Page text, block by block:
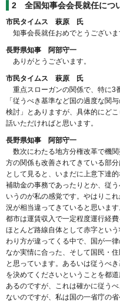
2 全国知事会会長就任につ
市民タイムス 萩原 氏
知事会長就任おめでとうございま
長野県知事 阿部守一
ありがとうございます。
市民タイムス 萩原 氏
重点スローガンの関係で、特に3
「従うべき基準など国の過度な関
検討」とありますが、具体的にど
話いただければと思います。
長野県知事 阿部守一
数次にわたる地方分権改革で機
方の関係も改善されてきている部
として見ると、いまだに上意下達
補助金の事務であったりとか、従
いうのが私の感覚です。やはりこ
況が相当違ってきていると思いま
都市は運賃収入で一定程度運行経
ほとんど路線自体として赤字とい
わり方が違ってくる中で、国が一
なか実情に合った、そして国民・
と思っています。あるいは従うべ
を決めてくださいということを都
あるのですが、これは確かに従う
ないのですが、私は国の一省庁の